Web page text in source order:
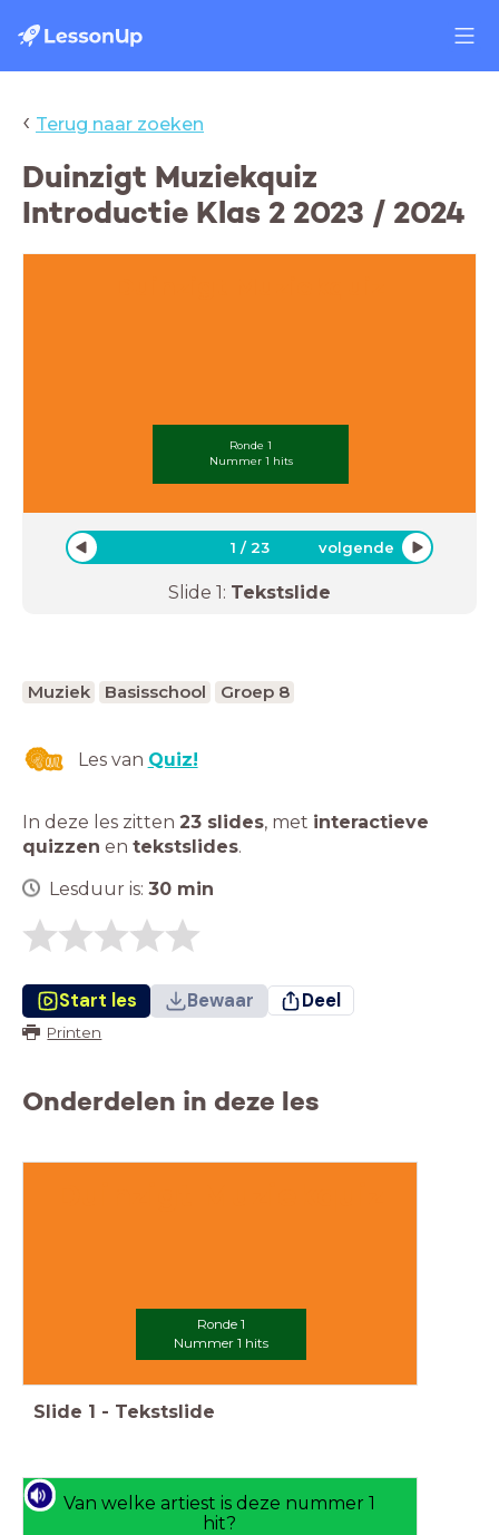
‹ Terug naar zoeken
Duinzigt Muziekquiz
Introductie Klas 2 2023 / 2024
Ronde 1
Nummer 1 hits
1 /23 volgende
Slide 1: Tekstslide
Muziek Basisschool Groep 8
Les van Quiz!
In deze les zitten 23 slides, met interactieve
quizzen en tekstslides.
Lesduur is: 30 min
Start les Bewaar Deel
Printen
Onderdelen in deze les
Ronde 1
Nummer 1 hits
Slide 1 - Tekstslide
Van welke artiest is deze nummer 1
hit?